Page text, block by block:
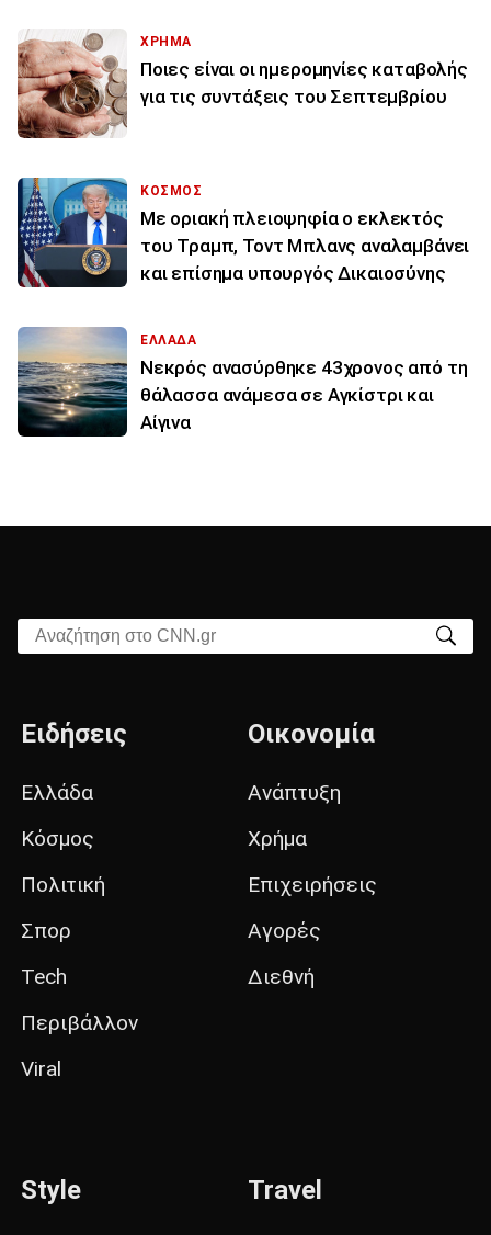
ΧΡΗΜΑ
Ποιες είναι οι ημερομηνίες καταβολής
για τις συντάξεις του Σεπτεμβρίου
ΚΟΣΜΟΣ
Με οριακή πλειοψηφία ο εκλεκτός
του Τραμπ, Τοντ Μπλανς αναλαμβάνει
και επίσημα υπουργός Δικαιοσύνης
ΕΛΛΑΔΑ
Νεκρός ανασύρθηκε 43χρονος από τη
θάλασσα ανάμεσα σε Αγκίστρι και
Αίγινα
Αναζήτηση στο CNN.gr
Ειδήσεις
Ελλάδα
Κόσμος
Πολιτική
Σπορ
Tech
Περιβάλλον
Viral
Οικονομία
Ανάπτυξη
Χρήμα
Επιχειρήσεις
Αγορές
Διεθνή
Style Travel